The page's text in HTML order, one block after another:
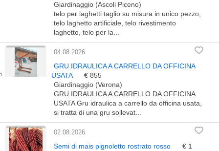
Giardinaggio (Ascoli Piceno)
telo per laghetti taglio su misura in unico pezzo,
telo laghetto artificiale, telo rivestimento
laghetto, telo per la...
04.08.2026
GRU IDRAULICA A CARRELLO DA OFFICINA
USATA
€ 855
Giardinaggio (Verona)
GRU IDRAULICA A CARRELLO DA OFFICINA
USATA Gru idraulica a carrello da officina usata,
si tratta di una gru sollevat...
02.08.2026
Semi di mais pignoletto rostrato rosso
€ 1